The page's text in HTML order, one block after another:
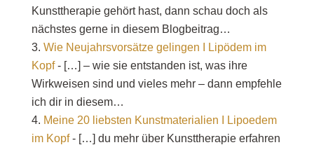
Kunsttherapie gehört hast, dann schau doch als
nächstes gerne in diesem Blogbeitrag…
Wie Neujahrsvorsätze gelingen I Lipödem im
Kopf- […] – wie sie entstanden ist, was ihre
Wirkweisen sind und vieles mehr – dann empfehle
ich dir in diesem…
Meine 20 liebsten Kunstmaterialien I Lipoedem
im Kopf- […] du mehr über Kunsttherapie erfahren